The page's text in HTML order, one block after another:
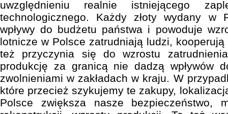
uwzględnieniu realnie istniejącego
technologicznego. Każdy złoty wydany w
wpływy do budżetu państwa i powoduje
lotnicze w Polsce zatrudniają ludzi,
też przyczynia się do wzrostu
produkcję za granicą nie dadzą wpływów
zwolnieniami w zakładach w kraju. W
które przecież szykujemy te zakupy,
Polsce zwiększa nasze bezpieczeństwo,